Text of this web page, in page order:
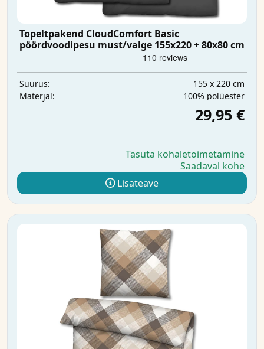
Topeltpakend CloudComfort Basic
pöördvoodipesu must/valge 155x220 + 80x80 cm
Suurus:
155 x 220 cm
Materjal:
100% polüester
29,95 €
Tasuta kohaletoimetamine
Saadaval kohe
Lisateave